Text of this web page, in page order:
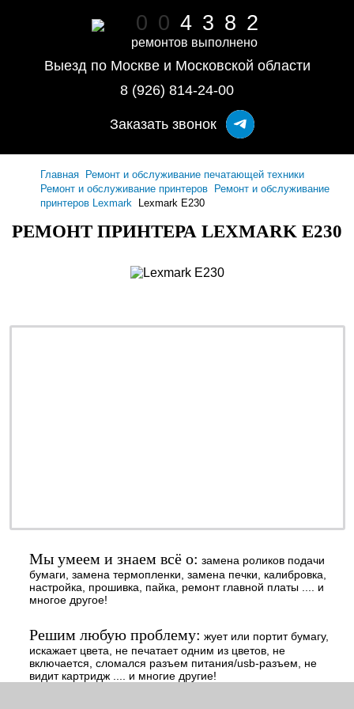
0 0 4 3 8 2
ремонтов выполнено
Выезд по Москве и Московской области
8 (926) 814-24-00
Заказать звонок
Главная
Ремонт и обслуживание печатающей техники
Ремонт и обслуживание принтеров
Ремонт и обслуживание
принтеров Lexmark
Lexmark E230
РЕМОНТ ПРИНТЕРА LEXMARK E230
Мы умеем и знаем всё о: замена роликов подачи
бумаги, замена термопленки, замена печки, калибровка,
настройка, прошивка, пайка, ремонт главной платы .... и
многое другое!
Решим любую проблему: жует или портит бумагу,
искажает цвета, не печатает одним из цветов, не
включается, сломался разъем питания/usb-разъем, не
видит картридж .... и многие другие!